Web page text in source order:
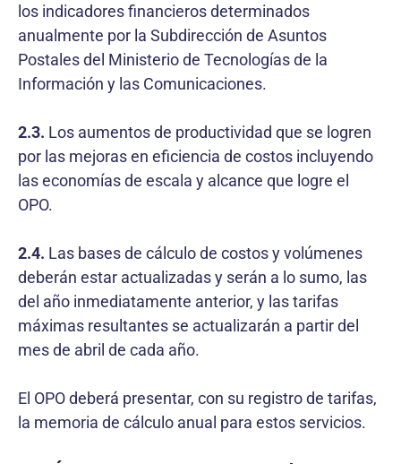
los indicadores financieros determinados
anualmente por la Subdirección de Asuntos
Postales del Ministerio de Tecnologías de la
Información y las Comunicaciones.
2.3. Los aumentos de productividad que se logren
por las mejoras en eficiencia de costos incluyendo
las economías de escala y alcance que logre el
OPO.
2.4. Las bases de cálculo de costos y volúmenes
deberán estar actualizadas y serán a lo sumo, las
del año inmediatamente anterior, y las tarifas
máximas resultantes se actualizarán a partir del
mes de abril de cada año.
El OPO deberá presentar, con su registro de tarifas,
la memoria de cálculo anual para estos servicios.